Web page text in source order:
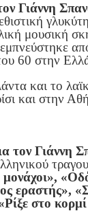
Γιάννη
μουσική
60 στην
και το
και στην
τον Γιάννη
στο